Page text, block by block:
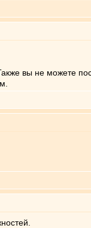
вы не можете